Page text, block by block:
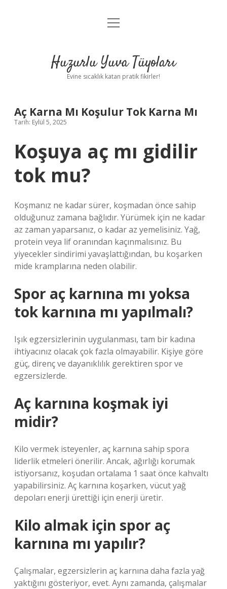
Anasayfa
Yasal Uyarı
menüyü
Huzurlu Yuva Tüyoları
Evine sıcaklık katan pratik fikirler!
Aç Karna Mı Koşulur Tok Karna Mı
Tarih: Eylül 5, 2025
Koşuya aç mı gidilir
tok mu?
Koşmanız ne kadar sürer, koşmadan önce sahip
olduğunuz zamana bağlıdır. Yürümek için ne kadar
az zaman yaparsanız, o kadar az yemelisiniz. Yağ,
protein veya lif oranından kaçınmalısınız. Bu
yiyecekler sindirimi yavaşlattığından, bu koşarken
mide kramplarına neden olabilir.
Spor aç karnına mı yoksa
tok karnına mı yapılmalı?
Işık egzersizlerinin uygulanması, tam bir kadına
ihtiyacınız olacak çok fazla olmayabilir. Kişiye göre
güç, direnç ve dayanıklılık gerektiren spor ve
egzersizlerde.
Aç karnına koşmak iyi
midir?
Kilo vermek isteyenler, aç karnına sahip spora
liderlik etmeleri önerilir. Ancak, ağırlığı korumak
istiyorsanız, koşudan ortalama 1 saat önce kahvaltı
yapabilirsiniz. Aç karnına koşarken, vücut yağ
depoları enerji ürettiği için enerji üretir.
Kilo almak için spor aç
karnına mı yapılır?
Çalışmalar, egzersizlerin aç karnına daha fazla yağ
yaktığını gösteriyor, evet. Aynı zamanda, çalışmalar